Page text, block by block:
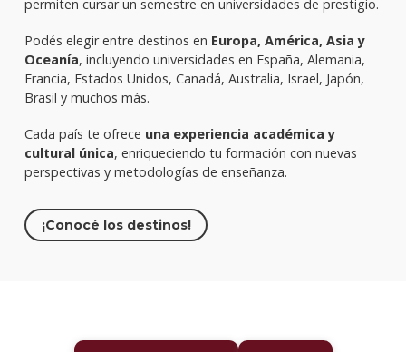
permiten cursar un semestre en universidades de prestigio.
Podés elegir entre destinos en Europa, América, Asia y
Oceanía, incluyendo universidades en España, Alemania,
Francia, Estados Unidos, Canadá, Australia, Israel, Japón,
Brasil y muchos más.
Cada país te ofrece una experiencia académica y
cultural única, enriqueciendo tu formación con nuevas
perspectivas y metodologías de enseñanza.
¡Conocé los destinos!